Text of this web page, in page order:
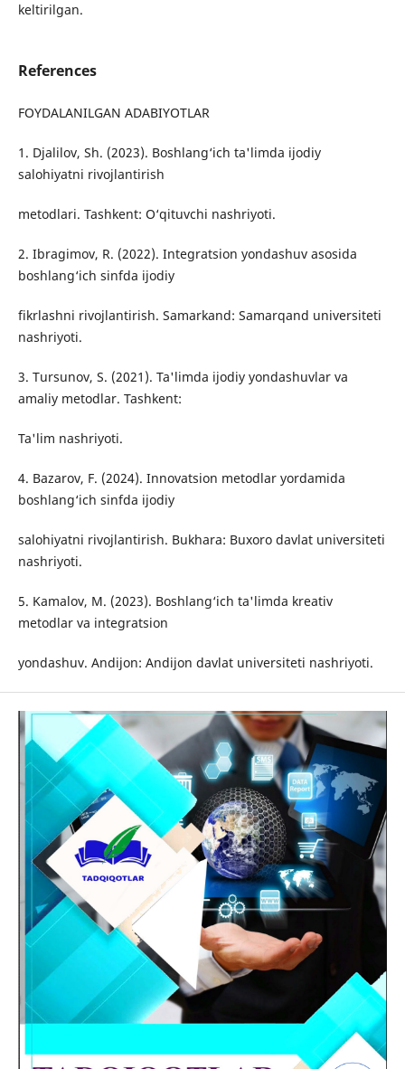
keltirilgan.
References
FOYDALANILGAN ADABIYOTLAR
1. Djalilov, Sh. (2023). Boshlang‘ich ta'limda ijodiy
salohiyatni rivojlantirish
metodlari. Tashkent: O‘qituvchi nashriyoti.
2. Ibragimov, R. (2022). Integratsion yondashuv asosida
boshlang‘ich sinfda ijodiy
fikrlashni rivojlantirish. Samarkand: Samarqand universiteti
nashriyoti.
3. Tursunov, S. (2021). Ta'limda ijodiy yondashuvlar va
amaliy metodlar. Tashkent:
Ta'lim nashriyoti.
4. Bazarov, F. (2024). Innovatsion metodlar yordamida
boshlang‘ich sinfda ijodiy
salohiyatni rivojlantirish. Bukhara: Buxoro davlat universiteti
nashriyoti.
5. Kamalov, M. (2023). Boshlang‘ich ta'limda kreativ
metodlar va integratsion
yondashuv. Andijon: Andijon davlat universiteti nashriyoti.